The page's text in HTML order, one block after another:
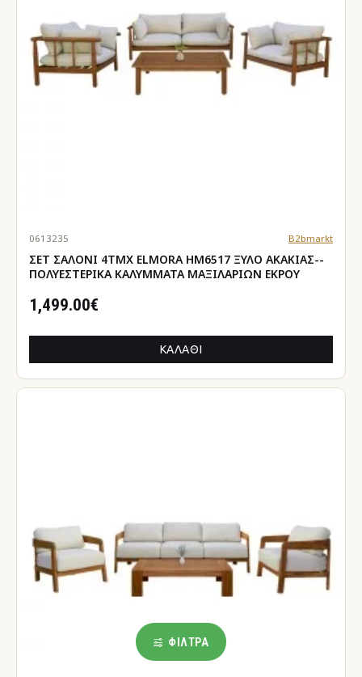
0613235 B2bmarkt
ΣΕΤ ΣΑΛΟΝΙ 4ΤΜΧ ELMORA HM6517 ΞΥΛΟ ΑΚΑΚΙΑΣ--
ΠΟΛΥΕΣΤΕΡΙΚΑ ΚΑΛΥΜΜΑΤΑ ΜΑΞΙΛΑΡΙΩΝ ΕΚΡΟΥ
1,499.00€
ΚΑΛΆΘΙ
ΦΊΛΤΡΑ